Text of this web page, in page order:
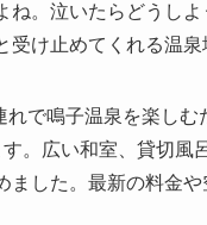
。泣いたらどうし
け止めてくれる温泉
で鳴子温泉を楽しむ
。広い和室、貸切風
した。最新の料金